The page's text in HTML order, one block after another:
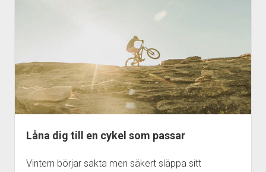
Låna dig till en cykel som passar
Vintern börjar sakta men säkert släppa sitt